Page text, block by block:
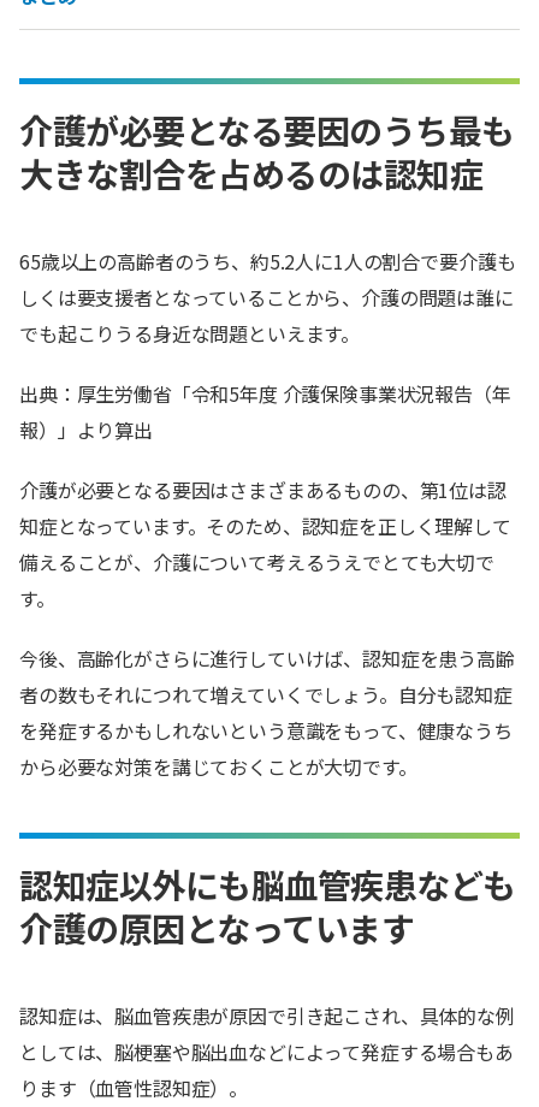
介護が必要となる要因のうち最も
大きな割合を占めるのは認知症
65歳以上の高齢者のうち、約5.2人に1人の割合で要介護も
しくは要支援者となっていることから、介護の問題は誰に
でも起こりうる身近な問題といえます。
出典：厚生労働省「令和5年度 介護保険事業状況報告（年
報）」より算出
介護が必要となる要因はさまざまあるものの、第1位は認
知症となっています。そのため、認知症を正しく理解して
備えることが、介護について考えるうえでとても大切で
す。
今後、高齢化がさらに進行していけば、認知症を患う高齢
者の数もそれにつれて増えていくでしょう。自分も認知症
を発症するかもしれないという意識をもって、健康なうち
から必要な対策を講じておくことが大切です。
認知症以外にも脳血管疾患なども
介護の原因となっています
認知症は、脳血管疾患が原因で引き起こされ、具体的な例
としては、脳梗塞や脳出血などによって発症する場合もあ
ります（血管性認知症）。